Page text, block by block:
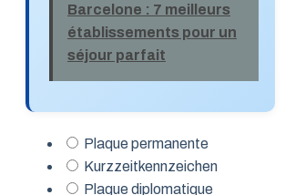
Barcelone : 7 meilleurs
établissements pour un
séjour parfait
Plaque permanente
Kurzzeitkennzeichen
Plaque diplomatique